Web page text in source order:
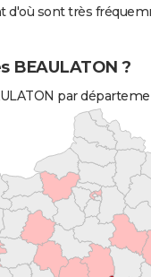
d'où sont très
BEAULATON ?
par